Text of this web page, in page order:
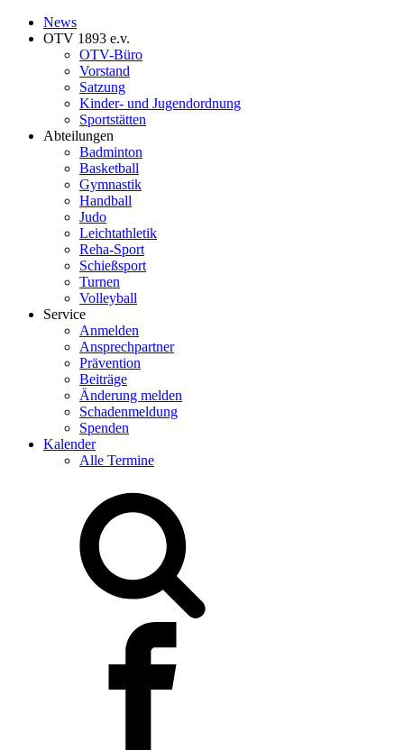
News
OTV 1893 e.v.
OTV-Büro
Vorstand
Satzung
Kinder- und Jugendordnung
Sportstätten
Abteilungen
Badminton
Basketball
Gymnastik
Handball
Judo
Leichtathletik
Reha-Sport
Schießsport
Turnen
Volleyball
Service
Anmelden
Ansprechpartner
Prävention
Beiträge
Änderung melden
Schadenmeldung
Spenden
Kalender
Alle Termine